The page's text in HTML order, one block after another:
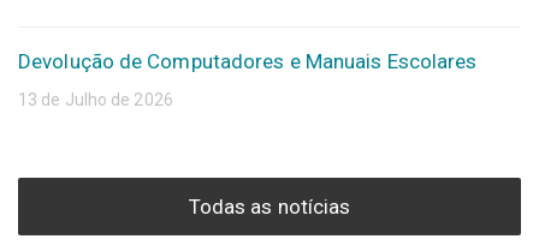
Devolução de Computadores e Manuais Escolares
13 de Julho de 2026
Todas as notícias